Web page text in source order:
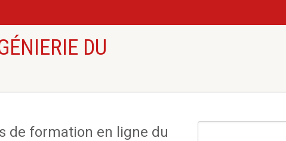
DU
de formation en ligne du